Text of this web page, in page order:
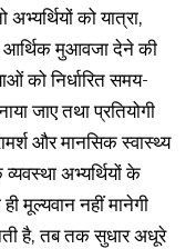
को यात्रा,
आर्थिक मुआवजा देने की
को निर्धारित समय-
जाए तथा प्रतियोगी
और मानसिक स्वास्थ्य
अभ्यर्थियों के
मूल्यवान नहीं मानेगी
है, तब तक सुधार अधूरे